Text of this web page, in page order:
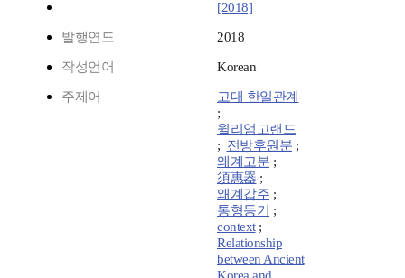
[2018]
발행연도 2018
작성언어 Korean
주제어
고대 한일관계
;
윌리엄고랜드
; 전방후원분 ;
왜계고분 ;
須惠器 ;
왜계갑주 ;
통형동기
;
context;
Relationship
between Ancient